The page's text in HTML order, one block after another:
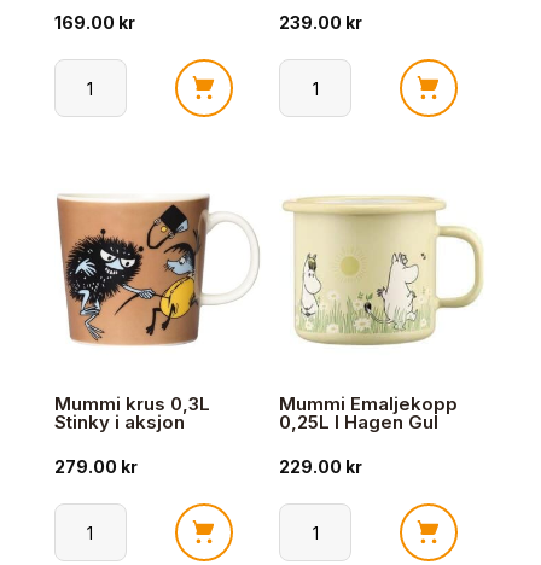
169.00 kr
Mummi
Sammen
antall
239.00 kr
Mummi
35cl
Mummi krus 0,3L
Stinky i aksjon
279.00 kr
Mummi
Mummi Emaljekopp
0,25L I Hagen Gul
229.00 kr
Mummi